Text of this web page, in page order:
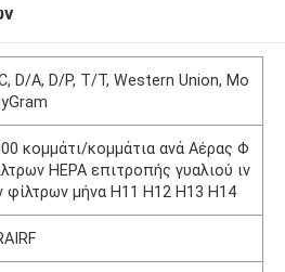
D/A, D/P, T/T, Western Union, Mo
κομμάτι/κομμάτια ανά Αέρας Φ
HEPA επιτροπής γυαλιού ιν
φίλτρων μήνα H11 H12 H13 H14